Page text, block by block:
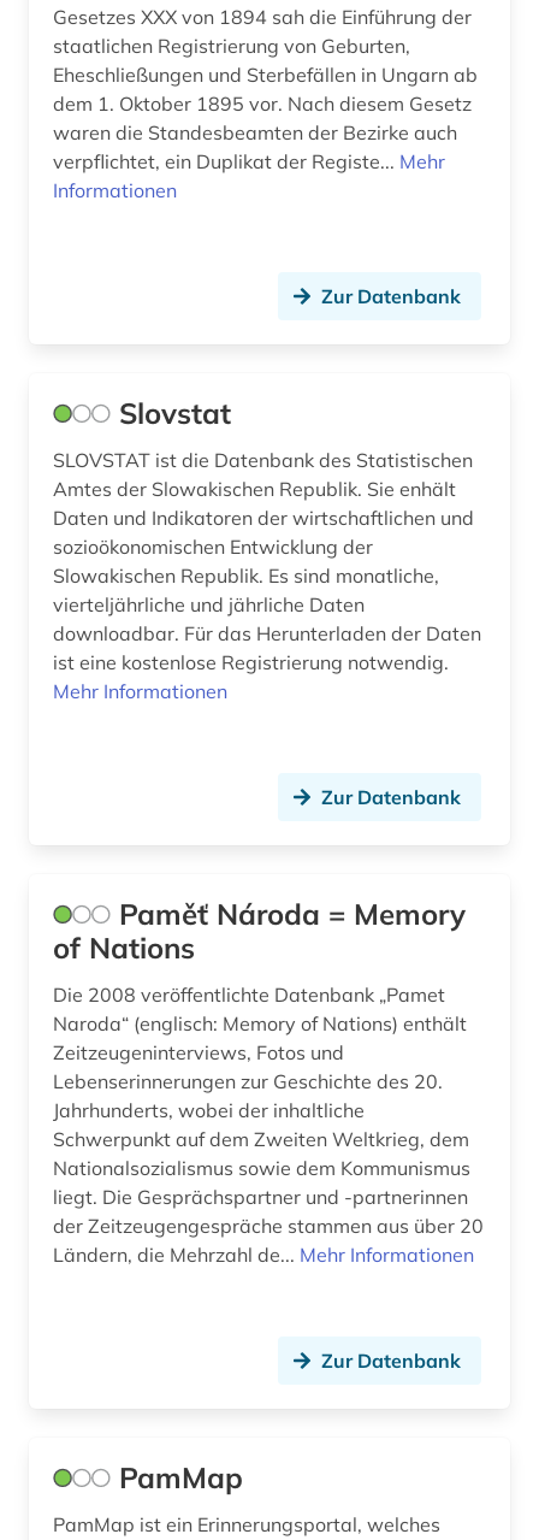
Gesetzes XXX von 1894 sah die Einführung der
staatlichen Registrierung von Geburten,
Eheschließungen und Sterbefällen in Ungarn ab
dem 1. Oktober 1895 vor. Nach diesem Gesetz
waren die Standesbeamten der Bezirke auch
verpflichtet, ein Duplikat der Registe... Mehr
Informationen
Zur Datenbank
Slovstat
SLOVSTAT ist die Datenbank des Statistischen
Amtes der Slowakischen Republik. Sie enhält
Daten und Indikatoren der wirtschaftlichen und
sozioökonomischen Entwicklung der
Slowakischen Republik. Es sind monatliche,
vierteljährliche und jährliche Daten
downloadbar. Für das Herunterladen der Daten
ist eine kostenlose Registrierung notwendig.
Mehr Informationen
Zur Datenbank
Paměť Národa = Memory
of Nations
Die 2008 veröffentlichte Datenbank „Pamet
Naroda“ (englisch: Memory of Nations) enthält
Zeitzeugeninterviews, Fotos und
Lebenserinnerungen zur Geschichte des 20.
Jahrhunderts, wobei der inhaltliche
Schwerpunkt auf dem Zweiten Weltkrieg, dem
Nationalsozialismus sowie dem Kommunismus
liegt. Die Gesprächspartner und -partnerinnen
der Zeitzeugengespräche stammen aus über 20
Ländern, die Mehrzahl de... Mehr Informationen
Zur Datenbank
PamMap
PamMap ist ein Erinnerungsportal, welches